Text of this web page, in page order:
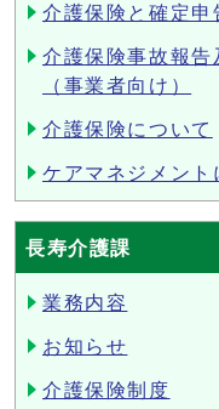
介護保険と確定申
介護保険事故報告
（事業者向け）
介護保険について
ケアマネジメント
長寿介護課
業務内容
お知らせ
介護保険制度